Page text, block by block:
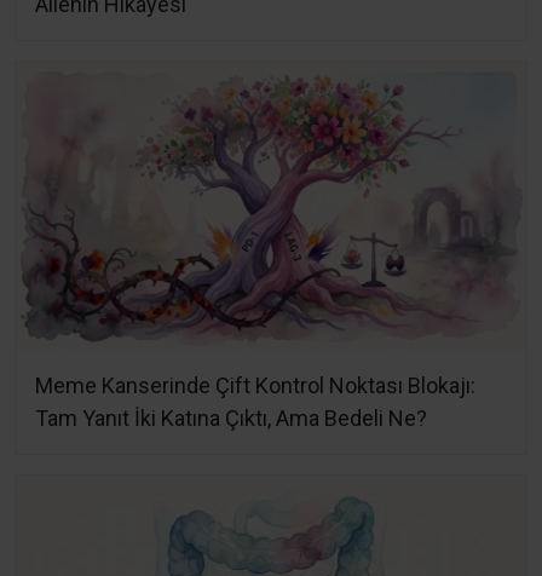
Meme Kanserinde Çift Kontrol Noktası Blokajı:
Tam Yanıt İki Katına Çıktı, Ama Bedeli Ne?